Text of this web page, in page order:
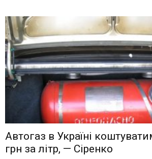
Автогаз в Україні
грн за літр, — Сіренко